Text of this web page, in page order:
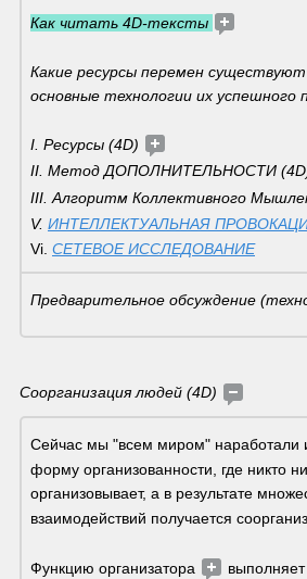
Как читать 4D-тексты
Какие ресурсы перемен существуют
основные технологии их успешного
I. Ресурсы (4D)
II. Метод ДОПОЛНИТЕЛЬНОСТИ
III. Алгоритм Коллективного
V. ИНТЕЛЛЕКТУАЛЬНАЯ
Vi. СЕТЕВОЕ ИССЛЕДОВАНИЕ
Предварительное обсуждение
Соорганизация людей (4D)
Сейчас мы "всем миром" наработали
форму организованности, где никто
организовывает, а в результате
взаимодействий получается
Функцию организатора